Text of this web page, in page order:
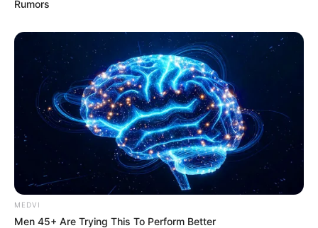
Rumors
MEDVI
Men 45+ Are Trying This To Perform Better